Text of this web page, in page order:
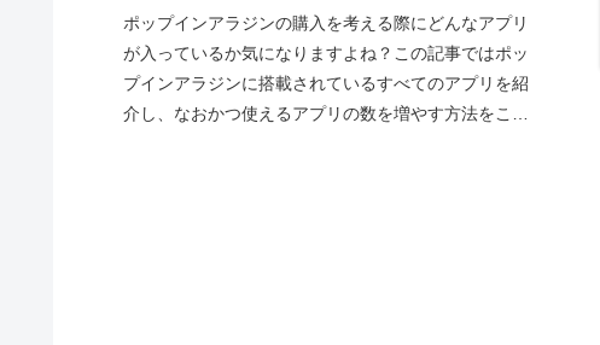
ポップインアラジンの購入を考える際にどんなアプリ
が入っているか気になりますよね？この記事ではポッ
プインアラジンに搭載されているすべてのアプリを紹
介し、なおかつ使えるアプリの数を増やす方法をこっ